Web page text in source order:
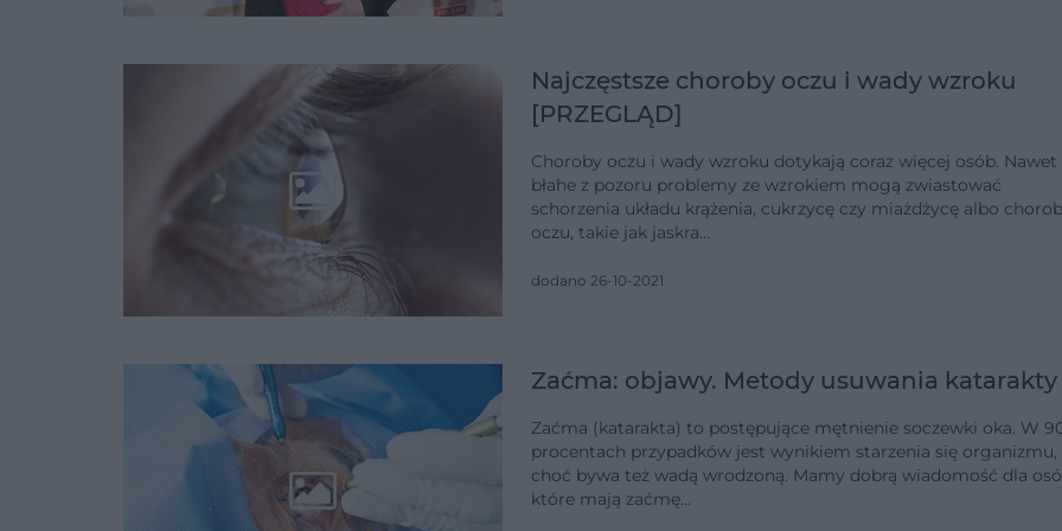
Najczęstsze choroby oczu i wady wzroku
[PRZEGLĄD]
Choroby oczu i wady wzroku dotykają coraz więcej osób. Nawet
błahe z pozoru problemy ze wzrokiem mogą zwiastować
schorzenia układu krążenia, cukrzycę czy miażdżycę albo
oczu, takie jak jaskra…
dodano 26-10-2021
Zaćma: objawy. Metody usuwania katarakty
Zaćma (katarakta) to postępujące mętnienie soczewki oka. W
procentach przypadków jest wynikiem starzenia się organizmu,
choć bywa też wadą wrodzoną. Mamy dobrą wiadomość dla
które mają zaćmę…